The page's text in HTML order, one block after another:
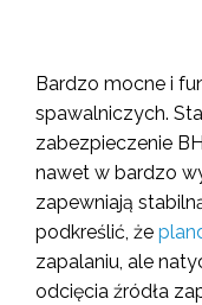
Bardzo mocne i
spawalniczych.
zabezpieczenie
nawet w bardzo
zapewniają
podkreślić, że
zapalaniu, ale
odcięcia źródła